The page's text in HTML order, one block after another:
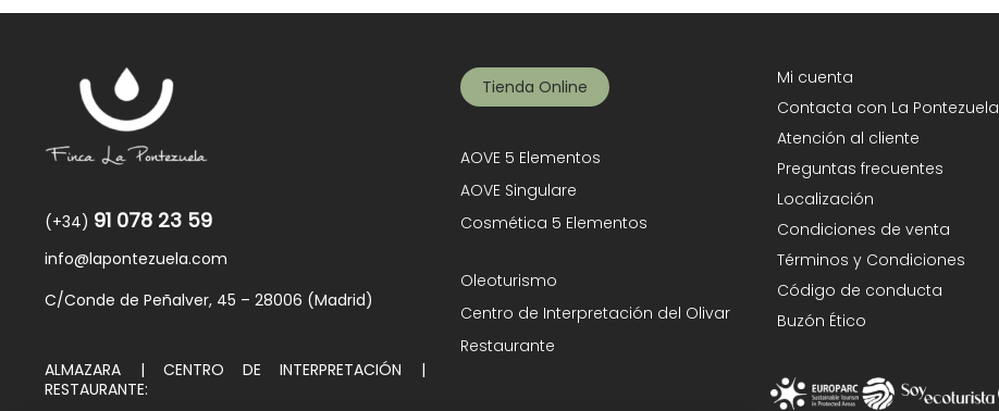
(+34) 91 078 23 59
info@lapontezuela.com
C/Conde de Peñalver, 45 – 28006 (Madrid)
ALMAZARA | CENTRO DE INTERPRETACIÓN |
RESTAURANTE:
Tienda Online
AOVE 5 Elementos
AOVE Singulare
Cosmética 5 Elementos
Oleoturismo
Centro de Interpretación del Olivar
Restaurante
Mi cuenta
Contacta con La Pontezuela
Atención al cliente
Preguntas frecuentes
Localización
Condiciones de venta
Términos y Condiciones
Código de conducta
Buzón Ético